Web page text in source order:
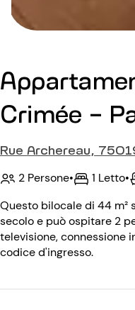
Crimée -
Rue Archereau,
2 Persone• 1 Letto•
Questo bilocale di 44 m²
secolo e può ospitare 2
televisione, connessione
codice d'ingresso.